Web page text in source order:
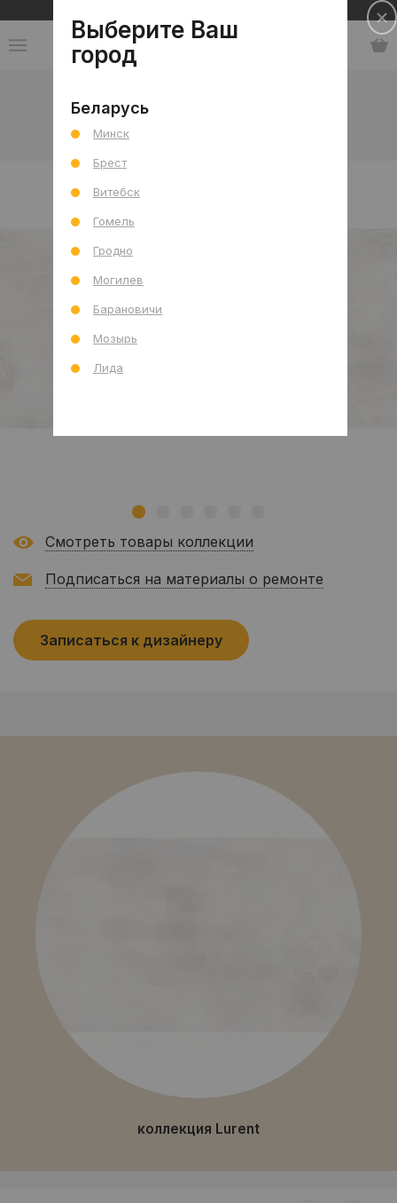
Каталог
коллекция Lurent
Смотреть товары коллекции
Подписаться на материалы о ремонте
Записаться к дизайнеру
коллекция Lurent
Выберите Ваш
город
Беларусь
Минск
Брест
Витебск
Гомель
Гродно
Могилев
Барановичи
Мозырь
Лида